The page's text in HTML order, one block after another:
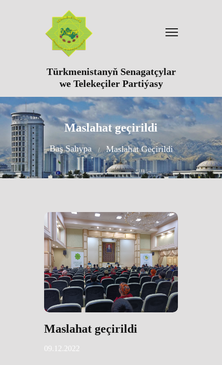
Türkmenistanyň Senagatçylar
we Telekeçiler Partiýasy
Maslahat geçirildi
Baş Sahypa Maslahat Geçirildi
Maslahat geçirildi
09.12.2022